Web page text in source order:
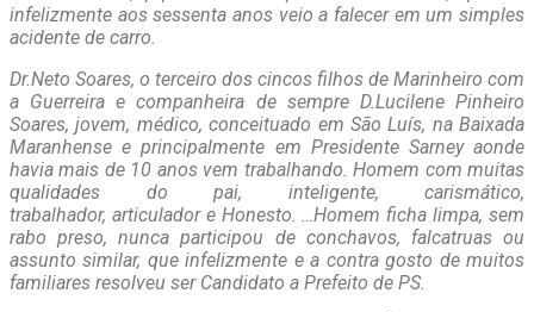
infelizmente aos sessenta anos veio a falecer em um simples
acidente de carro.
Dr.Neto Soares, o terceiro dos cincos filhos de Marinheiro com
a Guerreira e companheira de sempre D.Lucilene Pinheiro
Soares, jovem, médico, conceituado em São Luís, na Baixada
Maranhense e principalmente em Presidente Sarney aonde
havia mais de 10 anos vem trabalhando. Homem com muitas
qualidades do pai, inteligente, carismático,
trabalhador, articulador e Honesto. …Homem ficha limpa, sem
rabo preso, nunca participou de conchavos, falcatruas ou
assunto similar, que infelizmente e a contra gosto de muitos
familiares resolveu ser Candidato a Prefeito de PS.